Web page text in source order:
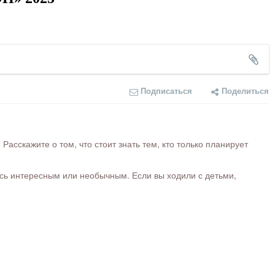
Подписаться Поделиться
о том, что стоит знать тем, кто только планирует
интересным или необычным. Если вы ходили с детьми,